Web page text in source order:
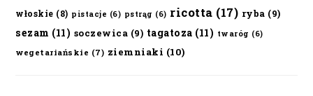
włoskie (8) pistacje (6) pstrąg (6) ricotta (17) ryba (9)
sezam (11) soczewica (9) tagatoza (11) twaróg (6)
wegetariańskie (7) ziemniaki (10)